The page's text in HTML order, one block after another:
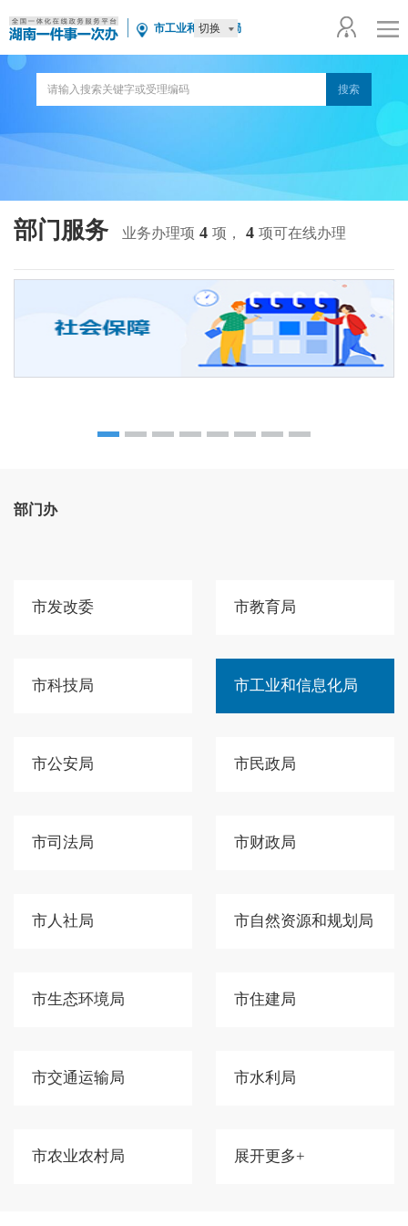
市工业和信息化局
切换
部门服务 业务办理项 4 项， 4 项可在线办理
部门办
市发改委 市教育局
市科技局 市工业和信息化局
市公安局 市民政局
市司法局 市财政局
市人社局 市自然资源和规划局
市生态环境局 市住建局
市交通运输局 市水利局
市农业农村局 展开更多+